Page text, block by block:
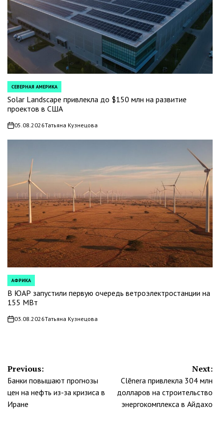
POSTED
IN
СЕВЕРНАЯ АМЕРИКА
Solar Landscape привлекла до $150 млн на развитие
проектов в США
on05.08.2026Татьяна Кузнецова
POSTED
IN
АФРИКА
В ЮАР запустили первую очередь ветроэлектростанции на
155 МВт
on03.08.2026Татьяна Кузнецова
Навигация
по
записям
Previous:
Банки повышают прогнозы
цен на нефть из-за кризиса в
Иране
Next:
Clēnera привлекла 304 млн
долларов на строительство
энергокомплекса в Айдахо